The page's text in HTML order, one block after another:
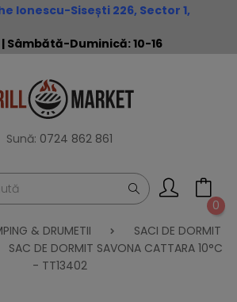
Ionescu-Sisești 226, Sector 1,
Sâmbătă-Duminică: 10-16
Sună: 0724 862 861
0
& DRUMETII
SACI DE DORMIT
SAC DE DORMIT SAVONA CATTARA 10°C
- TT13402